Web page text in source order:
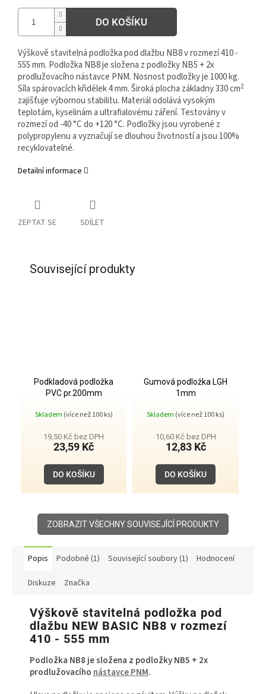
DO KOŠÍKU
Výškově stavitelná podložka pod dlažbu NB8 v rozmezí 410 -
555 mm. Podložka NB8 je složena z podložky NB5 + 2x
prodlužovacího nástavce PNM. Nosnost podložky je 1000 kg.
Síla spárovacích křidélek 4 mm. Široká plocha základny 330 cm2
zajišťuje výbornou stabilitu. Materiál odolává vysokým
teplotám, kyselinám a ultrafialovému záření. Testovány v
rozmezí od -40 °C do +120 °C. Podložky jsou vyrobené z
polypropylenu a vyznačují se dlouhou životností a jsou 100%
recyklovatelné.
Detailní informace
ZEPTAT SE SDÍLET
Související produkty
Podkladová podložka
PVC pr.200mm
Skladem (více než 100 ks)
19,50 Kč bez DPH
23,59 Kč
DO KOŠÍKU
Gumová podložka LGH
1mm
Skladem (více než 100 ks)
10,60 Kč bez DPH
12,83 Kč
DO KOŠÍKU
ZOBRAZIT VŠECHNY SOUVISEJÍCÍ PRODUKTY
Popis Podobné (1) Související soubory (1) Hodnocení
Diskuze Značka
Výškově stavitelná podložka pod
dlažbu NEW BASIC NB8 v rozmezí
410 - 555 mm
Podložka NB8 je složena z podložky NB5 + 2x
prodlužovacíhonástavce PNM.